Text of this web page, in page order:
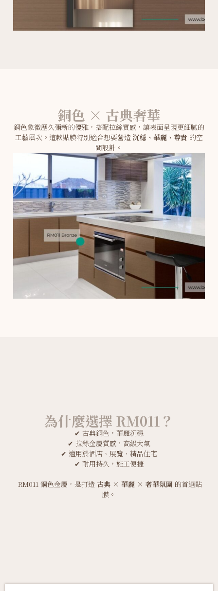
銅色 × 古典奢華
銅色象徵歷久彌新的優雅，搭配拉絲質感，讓表面呈現更細膩的
工藝層次。這款貼膜特別適合想要營造 沉穩、華麗、尊貴 的空
間設計。
為什麼選擇 RM011？
✔ 古典銅色，華麗沉穩
✔ 拉絲金屬質感，高級大氣
✔ 適用於酒店、展覽、精品住宅
✔ 耐用持久，施工便捷
RM011 銅色金屬，是打造 古典 × 華麗 × 奢華氛圍 的首選貼
膜。